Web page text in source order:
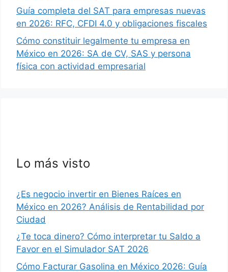
Guía completa del SAT para empresas nuevas
en 2026: RFC, CFDI 4.0 y obligaciones fiscales
Cómo constituir legalmente tu empresa en
México en 2026: SA de CV, SAS y persona
física con actividad empresarial
Lo más visto
¿Es negocio invertir en Bienes Raíces en
México en 2026? Análisis de Rentabilidad por
Ciudad
¿Te toca dinero? Cómo interpretar tu Saldo a
Favor en el Simulador SAT 2026
Cómo Facturar Gasolina en México 2026: Guía